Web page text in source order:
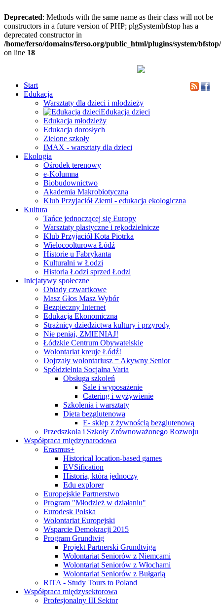
Deprecated: Methods with the same name as their class will not be
constructors in a future version of PHP; plgSystembfstop has a
deprecated constructor in
/home/ferso/domains/ferso.org/public_html/plugins/system/
on line 18
Start
Edukacja
Warsztaty dla dzieci i młodzieży
Edukacja dzieci
Edukacja młodzieży
Edukacja dorosłych
Zielone szkoły
IMAX - warsztaty dla dzieci
Ekologia
Ośrodek terenowy
e-Kolumna
Biobudownictwo
Akademia Makrobiotyczna
Klub Przyjaciół Ziemi - edukacja ekologiczna
Kultura
Tańce jednoczącej się Europy
Warsztaty plastyczne i rękodzielnicze
Klub Przyjaciół Kota Piotrka
Wielocoolturowa Łódź
Historie u Fabrykanta
Kulturalni w Łodzi
Historia Łodzi sprzed Łodzi
Inicjatywy społeczne
Obiady czwartkowe
Masz Głos Masz Wybór
Bezpieczny Internet
Edukacja Ekonomiczna
Strażnicy dziedzictwa kultury i przyrody
Nie peniaj, ZMIENIAJ!
Łódzkie Centrum Obywatelskie
Wolontariat kreuje Łódź!
Dojrzały wolontariusz = Akywny Senior
Spółdzielnia Socjalna Varia
Obsługa szkoleń
Sale i wyposażenie
Catering i wyżywienie
Szkolenia i warsztaty
Dieta bezglutenowa
E- sklep z żywnością bezglutenową
Przedszkola i Szkoły Zrównoważonego Rozwoju
Współpraca międzynarodowa
Erasmus+
Historical location-based games
EVSification
Historia, która jednoczy
Edu explorer
Europejskie Partnerstwo
Program "Młodzież w działaniu"
Eurodesk Polska
Wolontariat Europejski
Wsparcie Demokracji 2015
Program Grundtvig
Projekt Partnerski Grundtviga
Wolontariat Seniorów z Niemcami
Wolontariat Seniorów z Włochami
Wolontariat Seniorów z Bułgarią
RITA - Study Tours to Poland
Współpraca międzysektorowa
Profesjonalny III Sektor